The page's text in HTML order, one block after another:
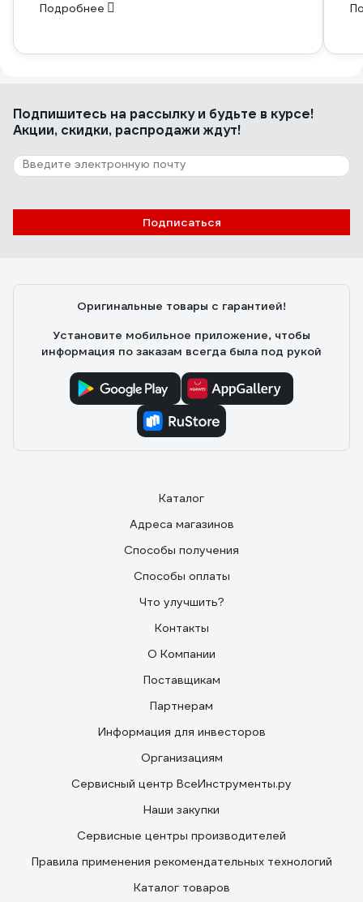
Подробнее
Подпишитесь на рассылкуи будьте в курсе!
Акции, скидки, распродажи ждут!
Подписаться
Оригинальные товары с гарантией!
Установите мобильное приложение, чтобы
информация по заказам всегда была под рукой
Каталог
Адреса магазинов
Способы получения
Способы оплаты
Что улучшить?
Контакты
О Компании
Поставщикам
Партнерам
Информация для инвесторов
Организациям
Сервисный центр ВсеИнструменты.ру
Наши закупки
Сервисные центры производителей
Правила применения рекомендательных технологий
Каталог товаров